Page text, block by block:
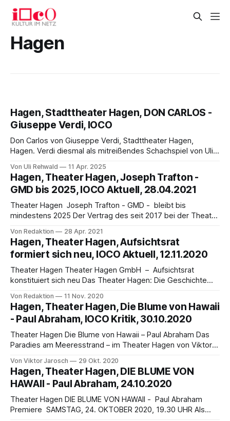
Hagen
Hagen, Stadttheater Hagen, DON CARLOS -
Giuseppe Verdi, IOCO
Don Carlos von Giuseppe Verdi, Stadttheater Hagen,
Hagen. Verdi diesmal als mitreißendes Schachspiel von Uli
Oper am Sonntag Nachmittag" mit der Premiere von Don
Carlos fort. Es ist sehr angenehm, dass hier in Hagen die
sehr langen Opern schon
Von Uli Rehwald 11 Apr. 2025
Hagen, Theater Hagen, Joseph Trafton -
GMD bis 2025, IOCO Aktuell, 28.04.2021
Theater Hagen Joseph Trafton - GMD - bleibt bis
mindestens 2025 Der Vertrag des seit 2017 bei der Theater
Trafton ist nach einem entsprechenden Ratsbeschluss vom
15. April 2021 bis zum Ende der Spielzeit 2024/25 verlängert
worden. Theater Hagen - Sinfoniekonzert mit Joseph
Trafton youtube Trailer Theaterhagen
Von Redaktion 28 Apr. 2021
Hagen, Theater Hagen, Aufsichtsrat
formiert sich neu, IOCO Aktuell, 12.11.2020
Theater Hagen Theater Hagen GmbH – Aufsichtsrat
konstituiert sich neu Das Theater Hagen: Die Geschichte
städtischen Schauspielhauses am 5. Oktober 1911: Bereits
1832 gastierten die ersten Wanderbühnen in der damals nur
etwa 23.000 Einwohner zählenden Stadt; heute umfasst die
Region Hagen
Von Redaktion 11 Nov. 2020
Hagen, Theater Hagen, Die Blume von Hawaii
- Paul Abraham, IOCO Kritik, 30.10.2020
Theater Hagen Die Blume von Hawaii – Paul Abraham Das
Paradies am Meeresstrand – im Theater Hagen von Viktor
und sein Team zaubern im Theater Hagen Die Blume von
Hawaii als eine lebendige revuebetonte Show auf die
Bühne, siehe den folgenden Video. Nostalgische Gesänge,
Jazz, Stepptanz
Von Viktor Jarosch 29 Okt. 2020
Hagen, Theater Hagen, DIE BLUME VON
HAWAII - Paul Abraham, 24.10.2020
Theater Hagen DIE BLUME VON HAWAII - Paul Abraham
Premiere SAMSTAG, 24. OKTOBER 2020, 19.30 UHR Als